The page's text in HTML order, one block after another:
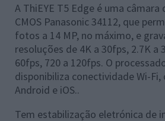
A ThiEYE T5 Edge é uma
CMOS Panasonic 34112, que
fotos a 14 MP, no máximo, e
resoluções de 4K a 30fps, 2.7K a
60fps, 720 a 120fps. O
disponibiliza conectividade Wi-
Android e iOS..
Tem estabilização eletrónica de